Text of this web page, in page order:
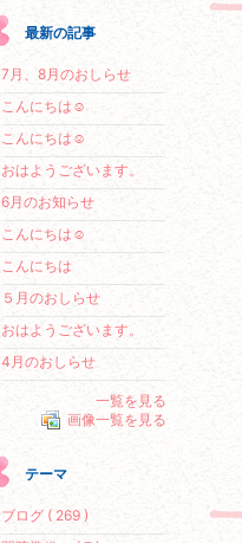
最新の記事
7月、8月のおしらせ
こんにちは☺
こんにちは☺
おはようございます。
6月のお知らせ
こんにちは☺
こんにちは
５月のおしらせ
おはようございます。
4月のおしらせ
一覧を見る
画像一覧を見る
テーマ
ブログ ( 269 )